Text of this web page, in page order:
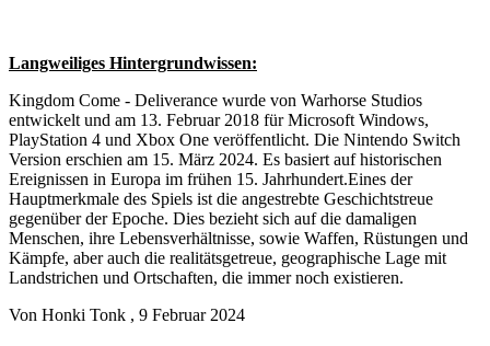
Langweiliges Hintergrundwissen:
Kingdom Come - Deliverance wurde von Warhorse Studios
entwickelt und am 13. Februar 2018 für Microsoft Windows,
PlayStation 4 und Xbox One veröffentlicht. Die Nintendo Switch
Version erschien am 15. März 2024. Es basiert auf historischen
Ereignissen in Europa im frühen 15. Jahrhundert.Eines der
Hauptmerkmale des Spiels ist die angestrebte Geschichtstreue
gegenüber der Epoche. Dies bezieht sich auf die damaligen
Menschen, ihre Lebensverhältnisse, sowie Waffen, Rüstungen und
Kämpfe, aber auch die realitätsgetreue, geographische Lage mit
Landstrichen und Ortschaften, die immer noch existieren.
Von Honki Tonk , 9 Februar 2024